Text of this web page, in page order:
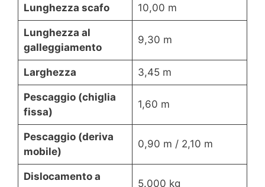
Lunghezza scafo 10,00 m
Lunghezza al
galleggiamento
9,30 m
Larghezza 3,45 m
Pescaggio (chiglia
fissa)
1,60 m
Pescaggio (deriva
mobile)
0,90 m / 2,10 m
Dislocamento a
5.000 kg